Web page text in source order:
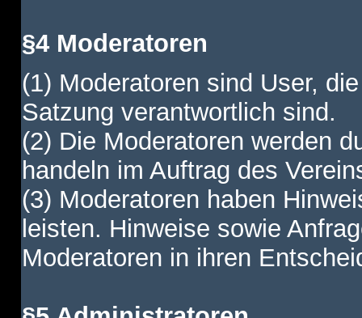
§4 Moderatoren
(1) Moderatoren sind User,
Satzung verantwortlich sind.
(2) Die Moderatoren werden
handeln im Auftrag des
(3) Moderatoren haben
leisten. Hinweise sowie
Moderatoren in ihren